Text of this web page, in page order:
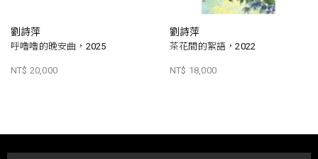
劉詩萍
呼嚕嚕的晚安曲，2025
NT$ 20,000
劉詩萍
茶花間的絮語，2022
NT$ 18,000